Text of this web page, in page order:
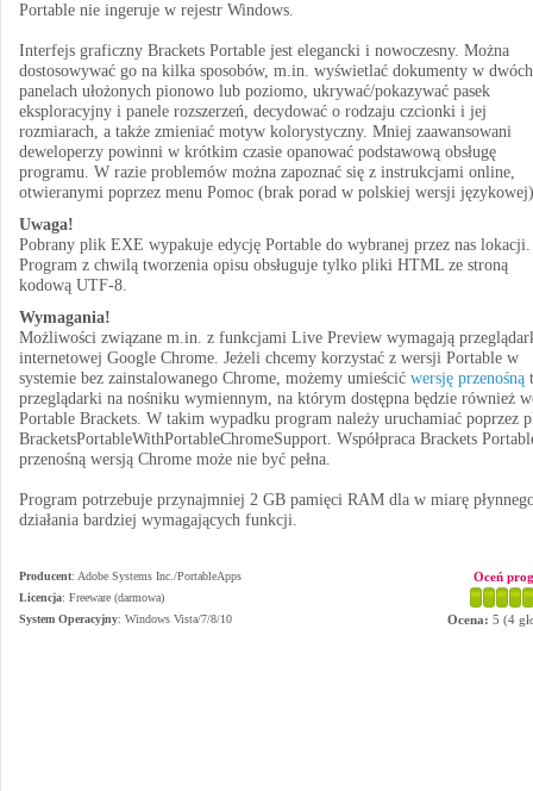
Portable nie ingeruje w rejestr Windows.
Interfejs graficzny Brackets Portable jest elegancki i nowoczesny. Można
dostosowywać go na kilka sposobów, m.in. wyświetlać dokumenty w dwóch
panelach ułożonych pionowo lub poziomo, ukrywać/pokazywać pasek
eksploracyjny i panele rozszerzeń, decydować o rodzaju czcionki i jej
rozmiarach, a także zmieniać motyw kolorystyczny. Mniej zaawansowani
deweloperzy powinni w krótkim czasie opanować podstawową obsługę
programu. W razie problemów można zapoznać się z instrukcjami online,
otwieranymi poprzez menu Pomoc (brak porad w polskiej wersji
Uwaga!
Pobrany plik EXE wypakuje edycję Portable do wybranej przez nas lokacji.
Program z chwilą tworzenia opisu obsługuje tylko pliki HTML ze stroną
kodową UTF-8.
Wymagania!
Możliwości związane m.in. z funkcjami Live Preview wymagają
internetowej Google Chrome. Jeżeli chcemy korzystać z wersji Portable w
systemie bez zainstalowanego Chrome, możemy umieścić wersję przenośną
przeglądarki na nośniku wymiennym, na którym dostępna będzie również
Portable Brackets. W takim wypadku program należy uruchamiać poprzez
BracketsPortableWithPortableChromeSupport. Współpraca Brackets
przenośną wersją Chrome może nie być pełna.
Program potrzebuje przynajmniej 2 GB pamięci RAM dla w miarę
działania bardziej wymagających funkcji.
Producent: Adobe Systems Inc./PortableApps
Licencja: Freeware (darmowa)
System Operacyjny: Windows Vista/7/8/10
Oceń
Ocena: 5 (4